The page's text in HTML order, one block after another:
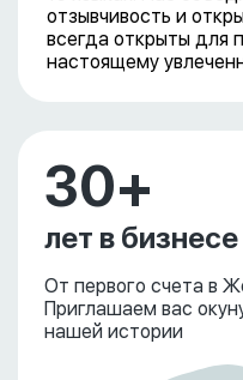
отзывчивость и
всегда открыты для
настоящему
30+
лет в бизнесе
От первого счета в
Приглашаем вас
нашей истории